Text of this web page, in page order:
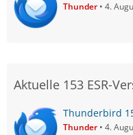
Thunder 4.
Aktuelle 153 ESR-
Thunderbird
Thunder 4.